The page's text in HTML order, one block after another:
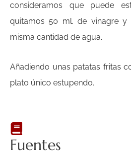
consideramos que puede
quitamos 50 ml. de vinagre
misma cantidad de agua.
Añadiendo unas patatas fritas
plato único estupendo.
Fuentes